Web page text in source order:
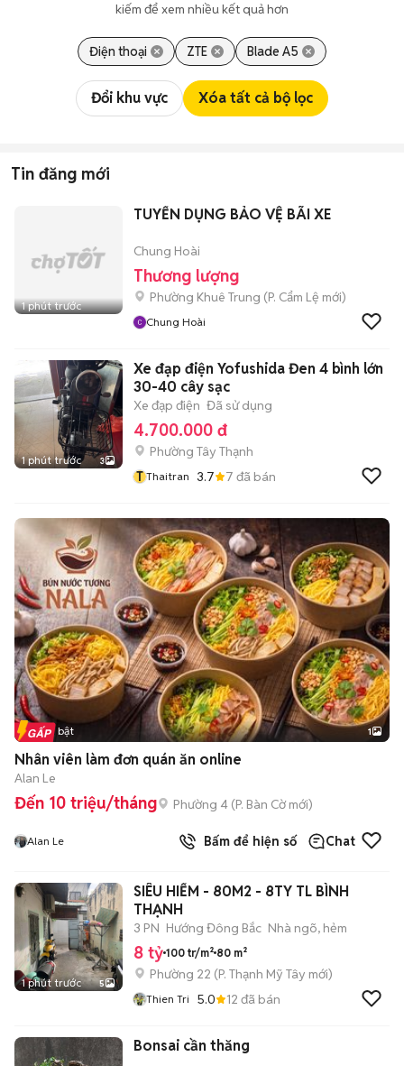
kiếm để xem nhiều kết quả hơn
Điện thoại ZTE Blade A5
Đổi khu vực Xóa tất cả bộ lọc
Tin đăng mới
1 phút trước
TUYỂN DỤNG BẢO VỆ BÃI XE
Chung Hoài
Thương lượng
Phường Khuê Trung (P. Cẩm Lệ mới)
Chung Hoài
1 phút trước 3
Xe đạp điện Yofushida Đen 4 bình lớn
30-40 cây sạc
Xe đạp điện Đã sử dụng
4.700.000 đ
Phường Tây Thạnh
T Thaitran 3.7 7 đã bán
Tin nổi bật 1
Nhân viên làm đơn quán ăn online
Alan Le
Đến 10 triệu/tháng Phường 4 (P. Bàn Cờmới)
Alan Le Bấm để hiện số Chat
1 phút trước 5
SIÊU HIẾM - 80M2 - 8TY TL BÌNH
THẠNH
3 PN Hướng Đông Bắc Nhà ngõ, hẻm
8 tỷ 100 tr/m² 80 m²
Phường 22 (P. Thạnh Mỹ Tây mới)
Thien Tri 5.0 12 đã bán
Bonsai cần thăng